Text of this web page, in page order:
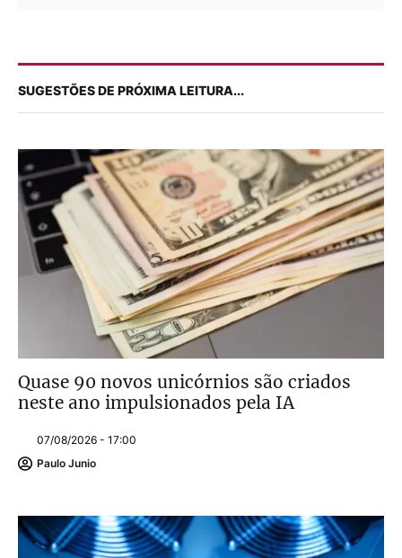
SUGESTÕES DE PRÓXIMA LEITURA...
Quase 90 novos unicórnios são criados
neste ano impulsionados pela IA
07/08/2026 - 17:00
Paulo Junio